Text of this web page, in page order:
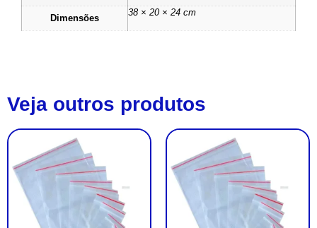
Dimensões
38 × 20 × 24 cm
Veja outros produtos